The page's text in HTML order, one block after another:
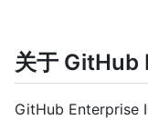
关于
GitHub Enterprise